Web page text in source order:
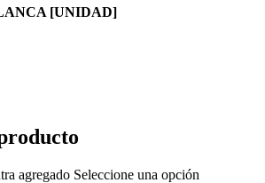
[UNIDAD]
agregado Seleccione una opción